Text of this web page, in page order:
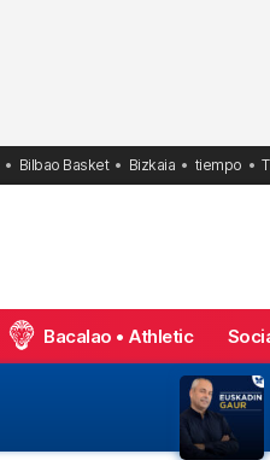
Bilbao Basket Bizkaia tiempo
Bacalao • Athletic